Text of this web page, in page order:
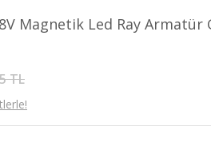
Magnetik Led Ray Armatür
TL